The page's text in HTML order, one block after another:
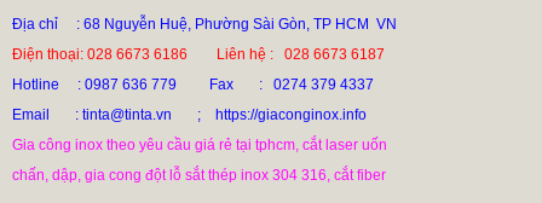
Địa chỉ : 68 Nguyễn Huệ, Phường Sài Gòn, TP HCM VN
Điện thoại: 028 6673 6186 Liên hệ : 028 6673 6187
Hotline
: 0987 636 779 Fax : 0274 379 4337
Email : tinta@tinta.vn ; https://giaconginox.info
Gia công inox theo yêu cầu giá rẻ tại tphcm, cắt laser uốn
chấn, dập, gia cong đột lỗ sắt thép inox 304 316, cắt fiber